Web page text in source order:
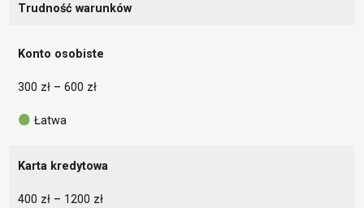
Trudność warunków
Konto osobiste
300 zł – 600 zł
Łatwa
Karta kredytowa
400 zł – 1200 zł